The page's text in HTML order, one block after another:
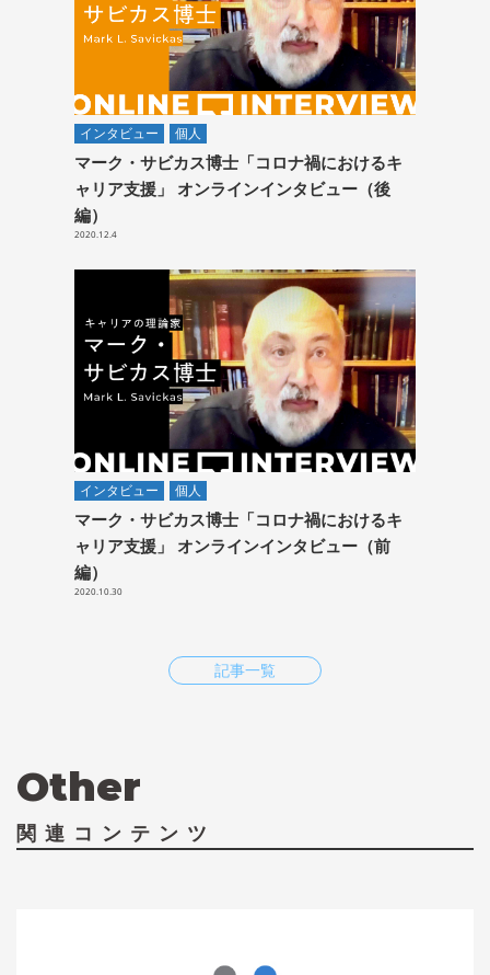
インタビュー 個人
マーク・サビカス博士「コロナ禍におけるキ
ャリア支援」 オンラインインタビュー（後
編）
2020.12.4
インタビュー 個人
マーク・サビカス博士「コロナ禍におけるキ
ャリア支援」 オンラインインタビュー（前
編）
2020.10.30
記事一覧
Other
関連コンテンツ